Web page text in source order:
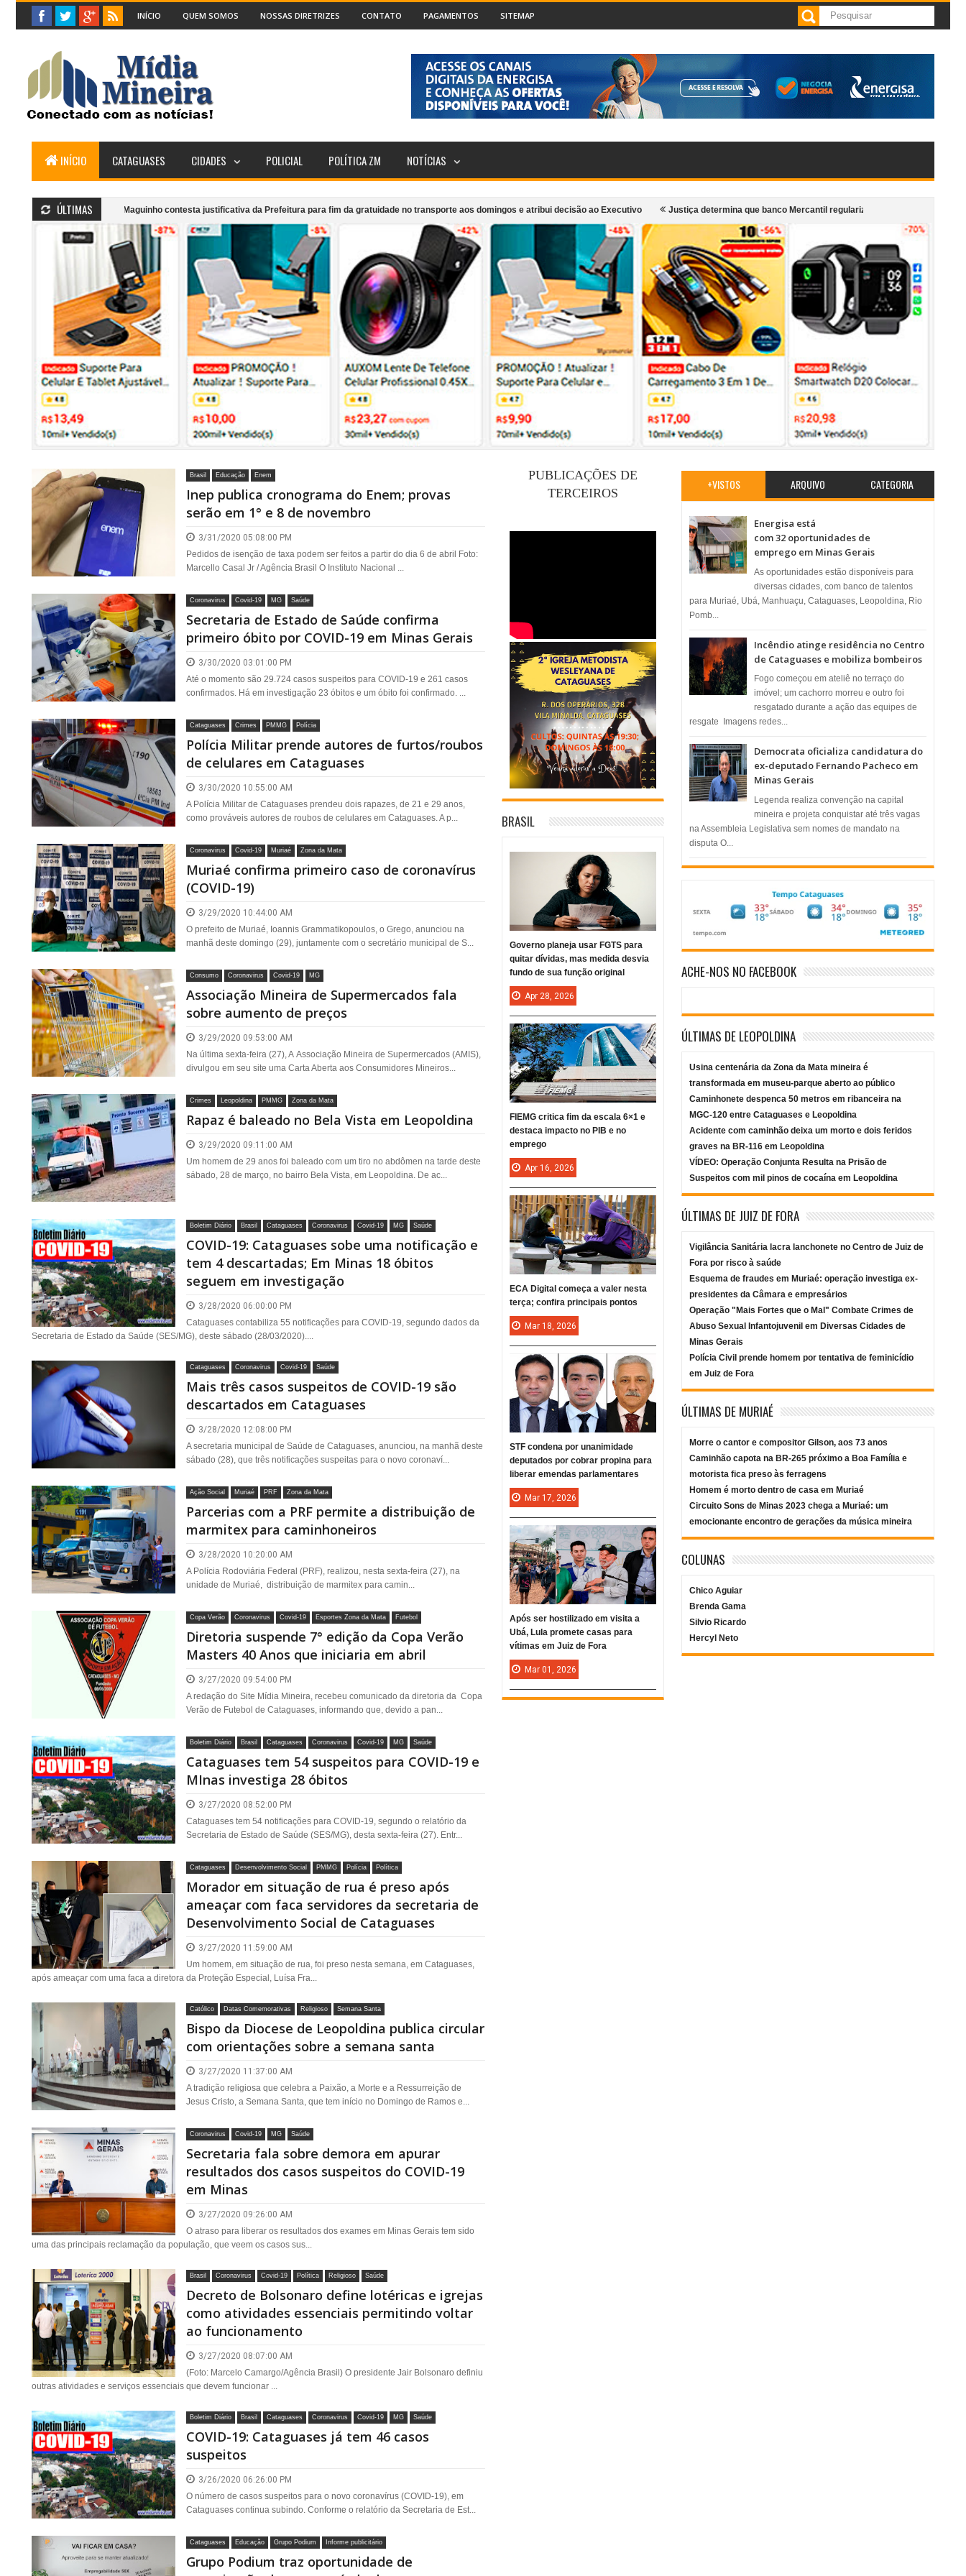
INÍCIO QUEM SOMOS NOSSAS DIRETRIZES CONTATO PAGAMENTOS SITEMAP
INÍCIO CATAGUASES CIDADES POLICIAL POLÍTICA ZM NOTÍCIAS
ÚLTIMAS
Vereador Maguinho contesta justificativa da Prefeitura para fim da gratuidade no transporte aos domingos e atribui decisão ao Executivo Justiça determina que banco Mercantil regularize oferta de contas sem tarifas para
Movimento”: Grupo Girarte, Kaê Guajajara e artistas locais celebram ancestralidade em apresentação gratuita nesta sexta Projeto Girarte supera 5 mil atendimentos e fortalece formação artística, e economia criativa na região.
Brasil Educação Enem
Inep publica cronograma do Enem; provas
serão em 1° e 8 de novembro
3/31/2020 05:08:00 PM
Pedidos de isenção de taxa podem ser feitos a partir do dia 6 de abril Foto:
Marcello Casal Jr / Agência Brasil O Instituto Nacional ...
Coronavirus Covid-19 MG Saúde
Secretaria de Estado de Saúde confirma
primeiro óbito por COVID-19 em Minas Gerais
3/30/2020 03:01:00 PM
Até o momento são 29.724 casos suspeitos para COVID-19 e 261 casos
confirmados. Há em investigação 23 óbitos e um óbito foi confirmado. ...
Cataguases Crimes PMMG Polícia
Polícia Militar prende autores de furtos/roubos
de celulares em Cataguases
3/30/2020 10:55:00 AM
A Polícia Militar de Cataguases prendeu dois rapazes, de 21 e 29 anos,
como prováveis autores de roubos de celulares em Cataguases. A p...
Coronavirus Covid-19 Muriaé Zona da Mata
Muriaé confirma primeiro caso de coronavírus
(COVID-19)
3/29/2020 10:44:00 AM
O prefeito de Muriaé, Ioannis Grammatikopoulos, o Grego, anunciou na
manhã deste domingo (29), juntamente com o secretário municipal de S...
Consumo Coronavirus Covid-19 MG
Associação Mineira de Supermercados fala
sobre aumento de preços
3/29/2020 09:53:00 AM
Na última sexta-feira (27), A Associação Mineira de Supermercados (AMIS),
divulgou em seu site uma Carta Aberta aos Consumidores Mineiros...
Crimes Leopoldina PMMG Zona da Mata
Rapaz é baleado no Bela Vista em Leopoldina
3/29/2020 09:11:00 AM
Um homem de 29 anos foi baleado com um tiro no abdômen na tarde deste
sábado, 28 de março, no bairro Bela Vista, em Leopoldina. De ac...
Boletim Diário Brasil Cataguases Coronavirus Covid-19 MG Saúde
COVID-19: Cataguases sobe uma notificação e
tem 4 descartadas; Em Minas 18 óbitos
seguem em investigação
3/28/2020 06:00:00 PM
Cataguases contabiliza 55 notificações para COVID-19, segundo dados da
Secretaria de Estado da Saúde (SES/MG), deste sábado (28/03/2020)....
Cataguases Coronavirus Covid-19 Saúde
Mais três casos suspeitos de COVID-19 são
descartados em Cataguases
3/28/2020 12:08:00 PM
A secretaria municipal de Saúde de Cataguases, anunciou, na manhã deste
sábado (28), que três notificações suspeitas para o novo coronaví...
Ação Social Muriaé PRF Zona da Mata
Parcerias com a PRF permite a distribuição de
marmitex para caminhoneiros
3/28/2020 10:20:00 AM
A Polícia Rodoviária Federal (PRF), realizou, nesta sexta-feira (27), na
unidade de Muriaé, distribuição de marmitex para camin...
Copa Verão Coronavirus Covid-19 Esportes Zona da Mata Futebol
Diretoria suspende 7° edição da Copa Verão
Masters 40 Anos que iniciaria em abril
3/27/2020 09:54:00 PM
A redação do Site Mídia Mineira, recebeu comunicado da diretoria da Copa
Verão de Futebol de Cataguases, informando que, devido a pan...
Boletim Diário Brasil Cataguases Coronavirus Covid-19 MG Saúde
Cataguases tem 54 suspeitos para COVID-19 e
MInas investiga 28 óbitos
3/27/2020 08:52:00 PM
Cataguases tem 54 notificações para COVID-19, segundo o relatório da
Secretaria de Estado de Saúde (SES/MG), desta sexta-feira (27). Entr...
Cataguases Desenvolvimento Social PMMG Polícia Política
Morador em situação de rua é preso após
ameaçar com faca servidores da secretaria de
Desenvolvimento Social de Cataguases
3/27/2020 11:59:00 AM
Um homem, em situação de rua, foi preso nesta semana, em Cataguases,
após ameaçar com uma faca a diretora da Proteção Especial, Luísa Fra...
Católico Datas Comemorativas Religioso Semana Santa
Bispo da Diocese de Leopoldina publica circular
com orientações sobre a semana santa
3/27/2020 11:37:00 AM
A tradição religiosa que celebra a Paixão, a Morte e a Ressurreição de
Jesus Cristo, a Semana Santa, que tem início no Domingo de Ramos e...
Coronavirus Covid-19 MG Saúde
Secretaria fala sobre demora em apurar
resultados dos casos suspeitos do COVID-19
em Minas
3/27/2020 09:26:00 AM
O atraso para liberar os resultados dos exames em Minas Gerais tem sido
uma das principais reclamação da população, que veem os casos sus...
Brasil Coronavirus Covid-19 Política Religioso Saúde
Decreto de Bolsonaro define lotéricas e igrejas
como atividades essenciais permitindo voltar
ao funcionamento
3/27/2020 08:07:00 AM
(Foto: Marcelo Camargo/Agência Brasil) O presidente Jair Bolsonaro definiu
outras atividades e serviços essenciais que devem funcionar ...
Boletim Diário Brasil Cataguases Coronavirus Covid-19 MG Saúde
COVID-19: Cataguases já tem 46 casos
suspeitos
3/26/2020 06:26:00 PM
O número de casos suspeitos para o novo coronavírus (COVID-19), em
Cataguases continua subindo. Conforme o relatório da Secretaria de Est...
Cataguases Educação Grupo Podium Informe publicitário
Grupo Podium traz oportunidade de
+VISTOS ARQUIVO CATEGORIA
Energisa está
com 32 oportunidades de
emprego em Minas Gerais
As oportunidades estão disponíveis para
diversas cidades, com banco de talentos
para Muriaé, Ubá, Manhuaçu, Cataguases, Leopoldina, Rio
Pomb...
Incêndio atinge residência no Centro
de Cataguases e mobiliza bombeiros
​Fogo começou em ateliê no terraço do
imóvel; um cachorro morreu e outro foi
resgatado durante a ação das equipes de
resgate ​ Imagens redes...
Democrata oficializa candidatura do
ex-deputado Fernando Pacheco em
Minas Gerais
Legenda realiza convenção na capital
mineira e projeta conquistar até três vagas
na Assembleia Legislativa sem nomes de mandato na
disputa O...
ACHE-NOS NO FACEBOOK
ÚLTIMAS DE LEOPOLDINA
Usina centenária da Zona da Mata mineira é
transformada em museu-parque aberto ao público
Caminhonete despenca 50 metros em ribanceira na
MGC-120 entre Cataguases e Leopoldina
Acidente com caminhão deixa um morto e dois feridos
graves na BR-116 em Leopoldina
VÍDEO: Operação Conjunta Resulta na Prisão de
Suspeitos com mil pinos de cocaína em Leopoldina
ÚLTIMAS DE JUIZ DE FORA
Vigilância Sanitária lacra lanchonete no Centro de Juiz de
Fora por risco à saúde
Esquema de fraudes em Muriaé: operação investiga ex-
presidentes da Câmara e empresários
Operação "Mais Fortes que o Mal" Combate Crimes de
Abuso Sexual Infantojuvenil em Diversas Cidades de
Minas Gerais
Polícia Civil prende homem por tentativa de feminicídio
em Juiz de Fora
ÚLTIMAS DE MURIAÉ
Morre o cantor e compositor Gilson, aos 73 anos
Caminhão capota na BR-265 próximo a Boa Família e
motorista fica preso às ferragens
Homem é morto dentro de casa em Muriaé
Circuito Sons de Minas 2023 chega a Muriaé: um
emocionante encontro de gerações da música mineira
COLUNAS
Chico Aguiar
Brenda Gama
Silvio Ricardo
Hercyl Neto
PUBLICAÇÕES DE
TERCEIROS
BRASIL
Governo planeja usar FGTS para
quitar dívidas, mas medida desvia
fundo de sua função original
Apr 28, 2026
FIEMG critica fim da escala 6×1 e
destaca impacto no PIB e no
emprego
Apr 16, 2026
ECA Digital começa a valer nesta
terça; confira principais pontos
Mar 18, 2026
STF condena por unanimidade
deputados por cobrar propina para
liberar emendas parlamentares
Mar 17, 2026
Após ser hostilizado em visita a
Ubá, Lula promete casas para
vítimas em Juiz de Fora
Mar 01, 2026